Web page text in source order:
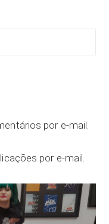
por e-mail.
por e-mail.